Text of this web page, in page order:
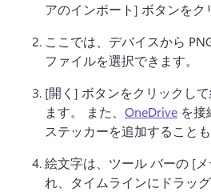
アのインポート] ボタンをク
ここでは、デバイスから
ファイルを選択できます。
[開く] ボタンをクリックし
ます。
また、 OneDrive を接
ステッカーを追加すること
絵文字は、ツール バーの [
れ、タイムラインにドラッ